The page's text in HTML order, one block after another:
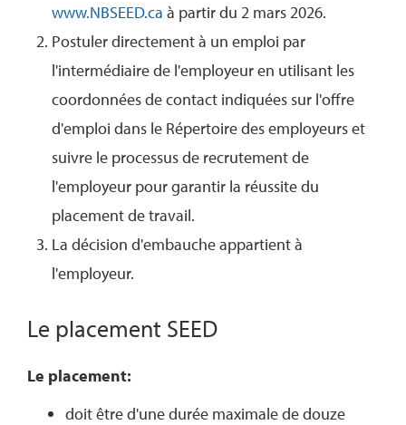
www.NBSEED.ca à partir du 2 mars 2026.
Postuler directement à un emploi par
l'intermédiaire de l'employeur en utilisant les
coordonnées de contact indiquées sur l'offre
d'emploi dans le Répertoire des employeurs et
suivre le processus de recrutement de
l'employeur pour garantir la réussite du
placement de travail.
La décision d'embauche appartient à
l'employeur.
Le placement SEED
Le placement:
doit être d'une durée maximale de douze